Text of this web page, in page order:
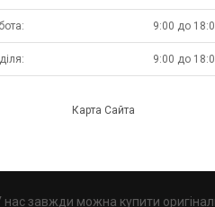
9:00 до
9:00 до
Карта Сайта
нас завжди можна купити